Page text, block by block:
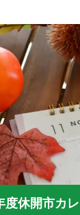
度休開市カ